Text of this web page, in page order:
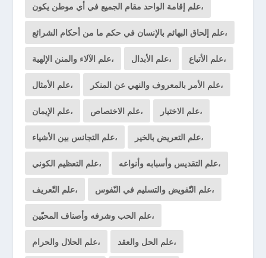
علم إقامة الواحد مقام الجميع في أي موطن يكون،
علم إلحاق البهائم بالإنسان في حكم ما من أحكام الشرائع،
علم الآلاء والمنن الإلهية، علم الأبدال، علم الأتباع،
علم الأمثال، علم الأمر بالمعروف والنهي عن المنكر،
علم الإيمان، علم الاختصاص، علم الاختيار،
علم التجانس بين الأشياء، علم التعريض بالخير،
علم التعظيم الكوني، علم التقديس وأسبابه وأنواعه،
علم التّعريف، علم التّفويض والتسليم في النّفوس،
علم الحب وشرفه وأصناف المحبّين،
علم الحلال والحرام، علم الحل والعقد،